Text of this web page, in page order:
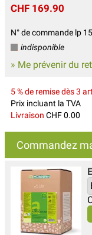
CHF 169.90
N° de commande lp
indisponible
» Me prévenir du
5 % de remise dès 3
Prix incluant la TVA
Livraison CHF 0.00
Commandez